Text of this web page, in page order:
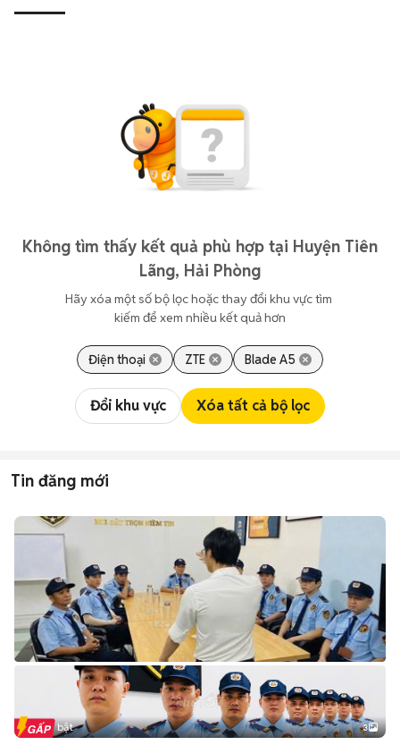
Không tìm thấy kết quả phù hợp tại Huyện Tiên
Lãng, Hải Phòng
Hãy xóa một số bộ lọc hoặc thay đổi khu vực tìm
kiếm để xem nhiều kết quả hơn
Điện thoại ZTE Blade A5
Đổi khu vực Xóa tất cả bộ lọc
Tin đăng mới
Tin nổi bật 3